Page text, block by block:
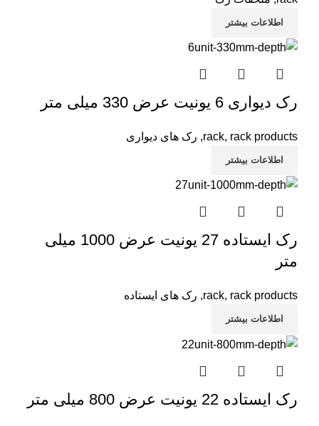
اطلاعات بیشتر
رک دیواری 6 یونیت عرض 330 میلی متر
rack, rack products
, رک های دیواری
اطلاعات بیشتر
رک ایستاده 27 یونیت عرض 1000 میلی
متر
rack, rack products
, رک های ایستاده
اطلاعات بیشتر
رک ایستاده 22 یونیت عرض 800 میلی متر